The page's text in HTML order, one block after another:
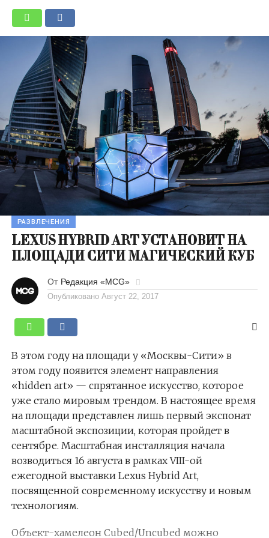
РАЗВЛЕЧЕНИЯ
LEXUS HYBRID ART УСТАНОВИТ НА
ПЛОЩАДИ СИТИ МАГИЧЕСКИЙ КУБ
От Редакция «MCG»
Опубликовано Август 22, 2017
В этом году на площади у «Москвы-Сити» в
этом году появится элемент направления
«hidden art» — спрятанное искусство, которое
уже стало мировым трендом. В настоящее время
на площади представлен лишь первый экспонат
масштабной экспозиции, которая пройдет в
сентябре. Масштабная инсталляция начала
возводиться 16 августа в рамках VIII-ой
ежегодной выставки Lexus Hybrid Art,
посвященной современному искусству и новым
технологиям.
Объект-хамелеон Cubed/Uncubed можно